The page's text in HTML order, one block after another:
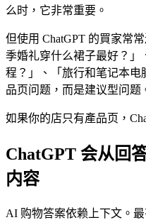
么时，它非常重要。
但使用 ChatGPT 的買家常
季婚礼穿什么裙子最好？
程？」、「旅行和笔记本
品页问题，而是建议型问题
如果你的店只有產品页，
ChatGPT 会从回
内容
AI 购物答案依赖上下文。